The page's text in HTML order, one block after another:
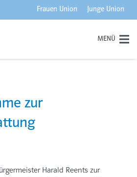
Frauen Union Junge Union
MENÜ
zur
Harald Reents zur